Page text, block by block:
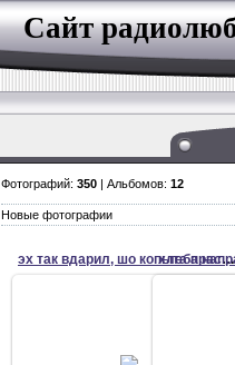
Сайт
Фотографий: 350 | Альбомов: 12
Новые фотографии
эх так вдарил, шо копыта прастеряли... RQ7M
хлеба